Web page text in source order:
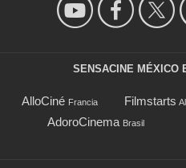
SENSACINE MÉXICO
AlloCiné Francia Filmstarts
AdoroCinema Brasil